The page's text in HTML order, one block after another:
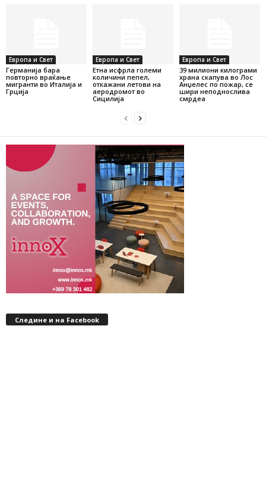
Европа и Свет
Германија бара
повторно враќање
мигранти во Италија и
Грција
Европа и Свет
Етна исфрла големи
количини пепел,
откажани летови на
аеродромот во
Сицилија
Европа и Свет
39 милиони килограми
храна скапува во Лос
Анџелес по пожар, се
шири неподнослива
смрдеа
Следине и на Facebook